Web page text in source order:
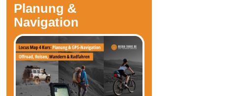
Planung &
Navigation